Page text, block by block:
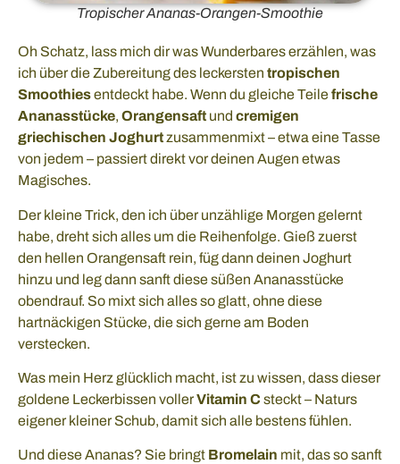
Tropischer Ananas-Orangen-Smoothie
Oh Schatz, lass mich dir was Wunderbares erzählen, was
ich über die Zubereitung des leckersten tropischen
Smoothiesentdeckt habe. Wenn du gleiche Teilefrische
Ananasstücke, Orangensaft und cremigen
griechischen Joghurtzusammenmixt – etwa eine Tasse
von jedem – passiert direkt vor deinen Augen etwas
Magisches.
Der kleine Trick, den ich über unzählige Morgen gelernt
habe, dreht sich alles um die Reihenfolge. Gieß zuerst
den hellen Orangensaft rein, füg dann deinen Joghurt
hinzu und leg dann sanft diese süßen Ananasstücke
obendrauf. So mixt sich alles so glatt, ohne diese
hartnäckigen Stücke, die sich gerne am Boden
verstecken.
Was mein Herz glücklich macht, ist zu wissen, dass dieser
goldene Leckerbissen vollerVitamin C steckt – Naturs
eigener kleiner Schub, damit sich alle bestens fühlen.
Und diese Ananas? Sie bringt Bromelain mit, das so sanft